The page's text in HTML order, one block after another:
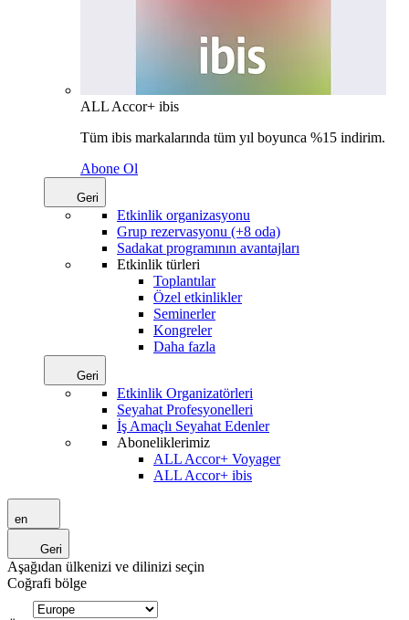
ALL Accor+ ibis
Tüm ibis markalarında tüm yıl boyunca %15 indirim.
Abone Ol
Geri
Etkinlik organizasyonu
Grup rezervasyonu (+8 oda)
Sadakat programının avantajları
Etkinlik türleri
Toplantılar
Özel etkinlikler
Seminerler
Kongreler
Daha fazla
Geri
Etkinlik Organizatörleri
Seyahat Profesyonelleri
İş Amaçlı Seyahat Edenler
Aboneliklerimiz
ALL Accor+ Voyager
ALL Accor+ ibis
en
Geri
Aşağıdan ülkenizi ve dilinizi seçin
Coğrafi bölge